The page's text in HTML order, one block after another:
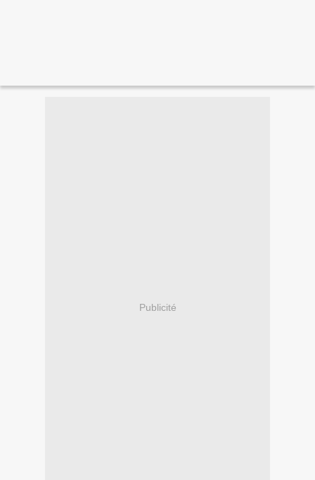
Publicité